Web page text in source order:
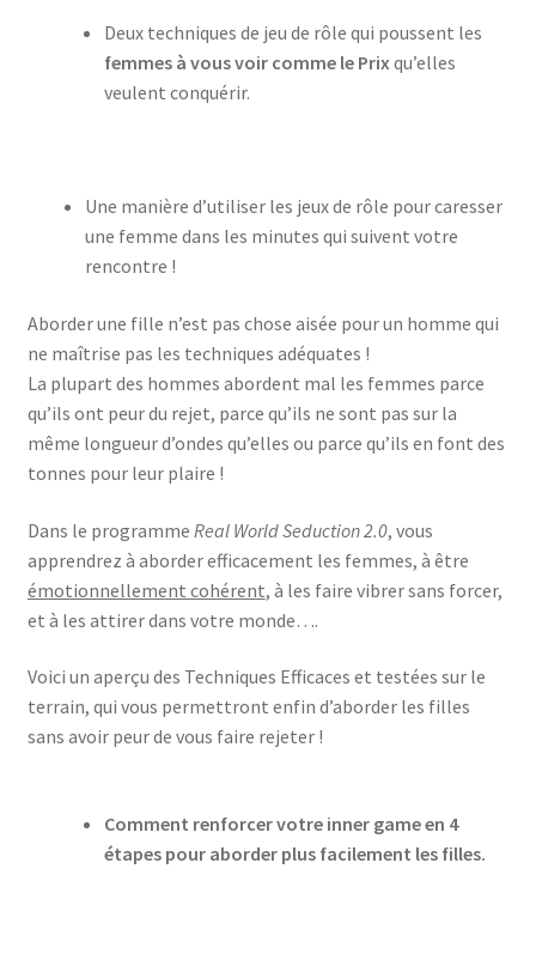
Deux techniques de jeu de rôle qui poussent les
femmes à vous voir comme le Prixqu’elles
veulent conquérir.
Une manière d’utiliser les jeux de rôle pour caresser
une femme dans les minutes qui suivent votre
rencontre !
Aborder une fille n’est pas chose aisée pour un homme qui
ne maîtrise pas les techniques adéquates !
La plupart des hommes abordent mal les femmes parce
qu’ils ont peur du rejet, parce qu’ils ne sont pas sur la
même longueur d’ondes qu’elles ou parce qu’ils en font des
tonnes pour leur plaire !
Dans le programme Real World Seduction 2.0, vous
apprendrez à aborder efficacement les femmes, à être
émotionnellement cohérent, à les faire vibrer sans forcer,
et à les attirer dans votre monde….
Voici un aperçu des Techniques Efficaces et testées sur le
terrain, qui vous permettront enfin d’aborder les filles
sans avoir peur de vous faire rejeter !
Comment renforcer votre inner game en 4
étapes pour aborder plus facilement les filles.